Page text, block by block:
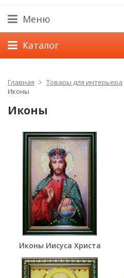
Меню
Каталог
Главная Товары для интерьера
Иконы
Иконы
Иконы Иисуса Христа